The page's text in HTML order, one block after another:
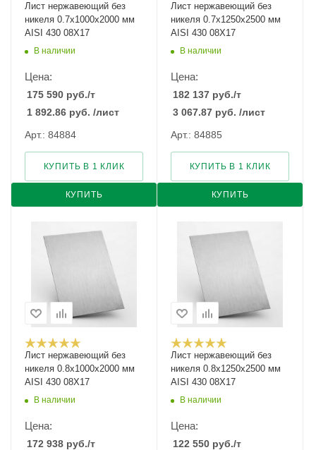
Лист нержавеющий без
никеля 0.7х1000х2000 мм
AISI 430 08Х17
В наличии
Цена:
175 590 руб./т
1 892.86 руб. /лист
Арт.: 84884
КУПИТЬ
КУПИТЬ В 1 КЛИК
Лист нержавеющий без
никеля 0.7х1250х2500 мм
AISI 430 08Х17
В наличии
Цена:
182 137 руб./т
3 067.87 руб. /лист
Арт.: 84885
КУПИТЬ
КУПИТЬ В 1 КЛИК
Лист нержавеющий без
никеля 0.8х1000х2000 мм
AISI 430 08Х17
В наличии
Цена:
172 938 руб./т
Лист нержавеющий без
никеля 0.8х1250х2500 мм
AISI 430 08Х17
В наличии
Цена:
122 550 руб./т